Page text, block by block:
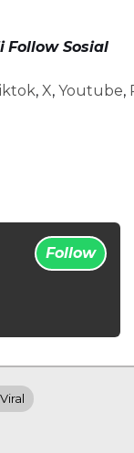
Follow Sosial
, X, Youtube,
Follow